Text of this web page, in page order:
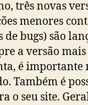
três novas
menores
de bugs) são
a versão
é importante
Também é
o seu site.